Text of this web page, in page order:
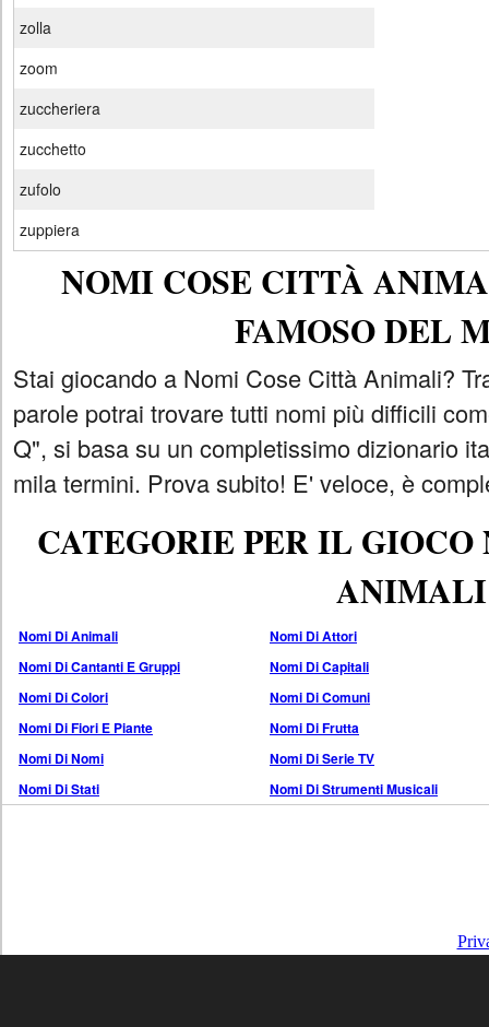
zolla
zoom
zuccheriera
zucchetto
zufolo
zuppiera
NOMI COSE CITTÀ
FAMOSO DEL
Stai giocando a Nomi Cose Città Animali?
parole potrai trovare tutti nomi più difficili
Q", si basa su un completissimo dizionario
mila termini. Prova subito! E' veloce, è
CATEGORIE PER IL
ANIMALI
Nomi Di Animali
Nomi Di Attori
Nomi Di Cantanti E Gruppi
Nomi Di Capitali
Nomi Di Colori
Nomi Di Comuni
Nomi Di Fiori E Piante
Nomi Di Frutta
Nomi Di Nomi
Nomi Di Serie TV
Nomi Di Stati
Nomi Di Strumenti Musicali